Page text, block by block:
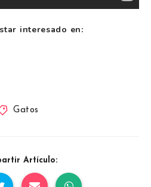
interesado en:
Gatos
Artículo: